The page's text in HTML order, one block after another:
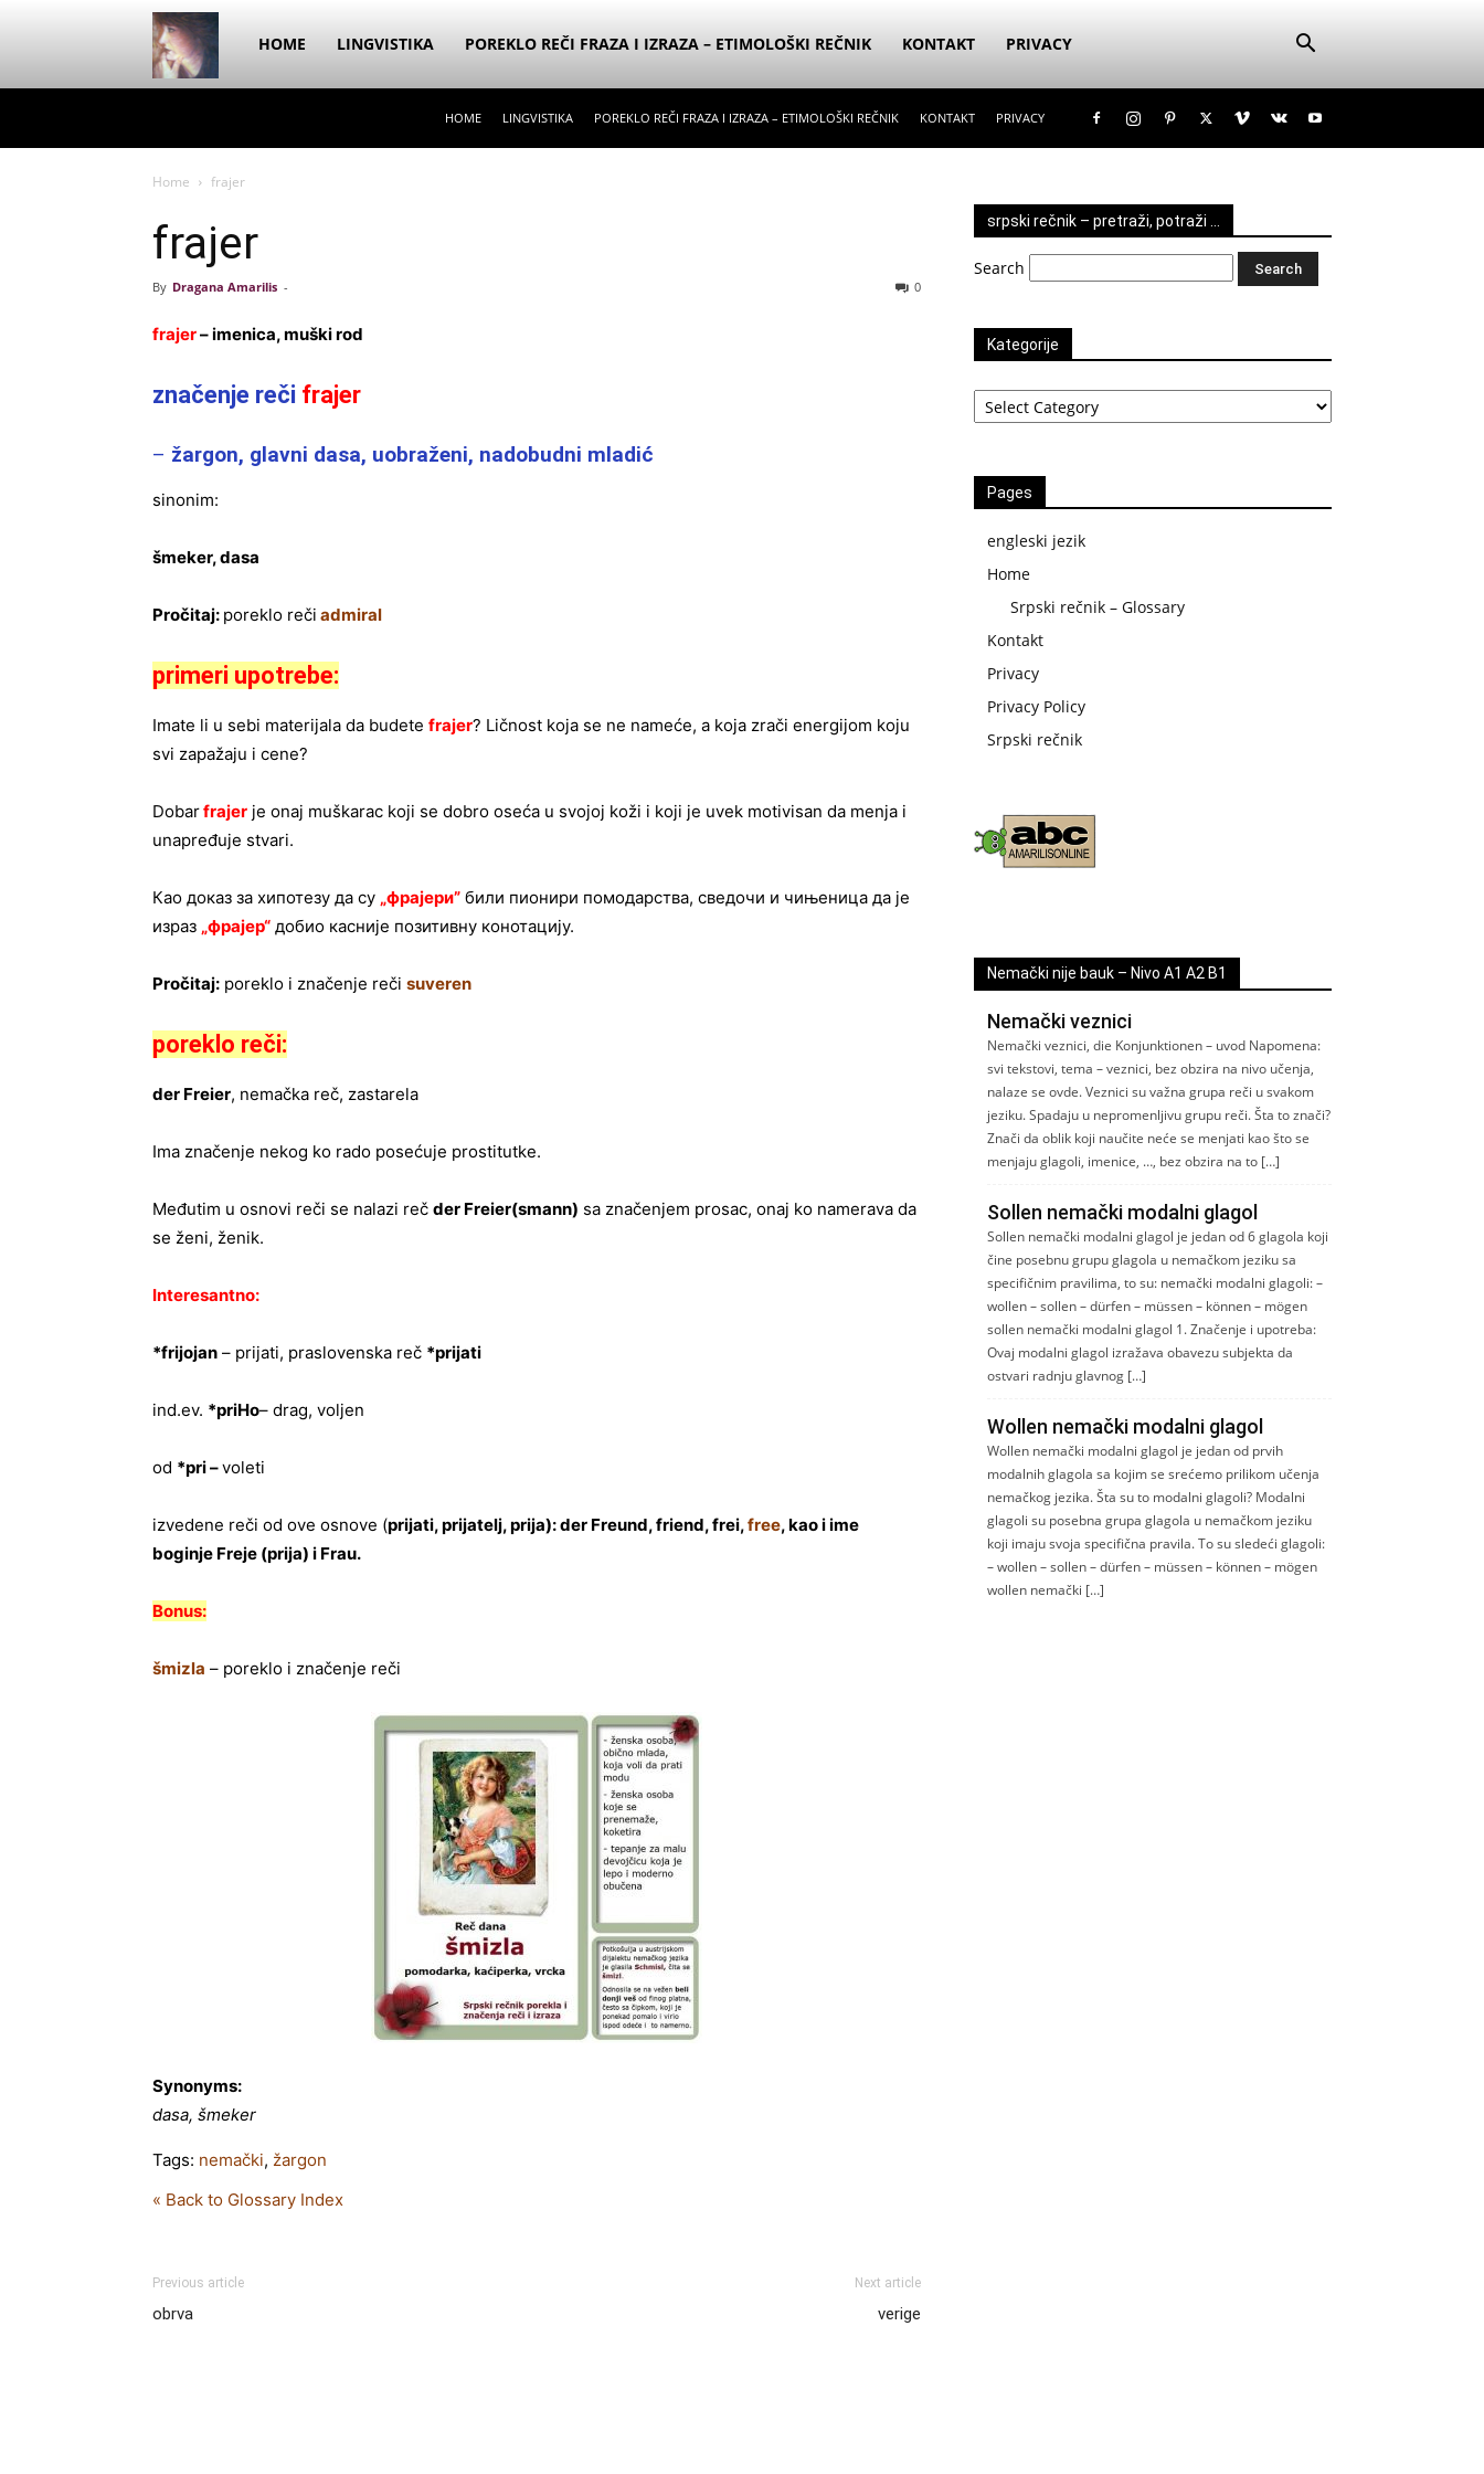
Dragana
HOME LINGVISTIKA POREKLO REČI FRAZA I IZRAZA – ETIMOLOŠKI REČNIK KONTAKT PRIVACY
HOME LINGVISTIKA POREKLO REČI FRAZA I IZRAZA – ETIMOLOŠKI REČNIK KONTAKT PRIVACY
Home frajer
frajer
By Dragana Amarilis - 0
frajer– imenica, muški rod
značenje reči frajer
– žargon, glavni dasa, uobraženi, nadobudni mladić
sinonim:
šmeker, dasa
Pročitaj: poreklo reči admiral
primeri upotrebe:
Imate li u sebi materijala da budete frajer? Ličnost koja se ne nameće, a koja zrači energijom koju
svi zapažaju i cene?
Dobarfrajer je onaj muškarac koji se dobro oseća u svojoj koži i koji je uvek moti­visan da menja i
unapređuje stvari.
Као доказ за хипотезу да су „фрајери” били пионири помодарства, сведочи и чињеница да је
израз „фрајер“ добио касније позитивну конотацију.
Pročitaj: poreklo i značenje reči suveren
poreklo reči:
der Freier, nemačka reč, zastarela
Ima značenje nekog ko rado posećuje prostitutke.
Međutim u osnovi reči se nalazi reč der Freier(smann) sa značenjem prosac, onaj ko namerava da
se ženi, ženik.
Interesantno:
*frijojan – prijati, praslovenska reč *prijati
ind.ev. *priHo– drag, voljen
od *pri –voleti
izvedene reči od ove osnove (prijati, prijatelj, prija): der Freund, friend, frei,free, kao i ime
boginje Freje (prija) i Frau.
Bonus:
šmizla – poreklo i značenje reči
Synonyms:
dasa, šmeker
Tags: nemački, žargon
« Back to Glossary Index
Previous article
obrva
Next article
verige
srpski rečnik – pretraži, potraži …
Search
Kategorije
Kategorije
Pages
engleski jezik
Home
Srpski rečnik – Glossary
Kontakt
Privacy
Privacy Policy
Srpski rečnik
Nemački nije bauk – Nivo A1 A2 B1
Nemački veznici
Nemački veznici, die Konjunktionen – uvod Napomena:
svi tekstovi, tema – veznici, bez obzira na nivo učenja,
nalaze se ovde. Veznici su važna grupa reči u svakom
jeziku. Spadaju u nepromenljivu grupu reči. Šta to znači?
Znači da oblik koji naučite neće se menjati kao što se
menjaju glagoli, imenice, …, bez obzira na to […]
Sollen nemački modalni glagol
Sollen nemački modalni glagol je jedan od 6 glagola koji
čine posebnu grupu glagola u nemačkom jeziku sa
specifičnim pravilima, to su: nemački modalni glagoli: –
wollen – sollen – dürfen – müssen – können – mögen
sollen nemački modalni glagol 1. Značenje i upotreba:
Ovaj modalni glagol izražava obavezu subjekta da
ostvari radnju glavnog […]
Wollen nemački modalni glagol
Wollen nemački modalni glagol je jedan od prvih
modalnih glagola sa kojim se srećemo prilikom učenja
nemačkog jezika. Šta su to modalni glagoli? Modalni
glagoli su posebna grupa glagola u nemačkom jeziku
koji imaju svoja specifična pravila. To su sledeći glagoli:
– wollen – sollen – dürfen – müssen – können – mögen
wollen nemački […]